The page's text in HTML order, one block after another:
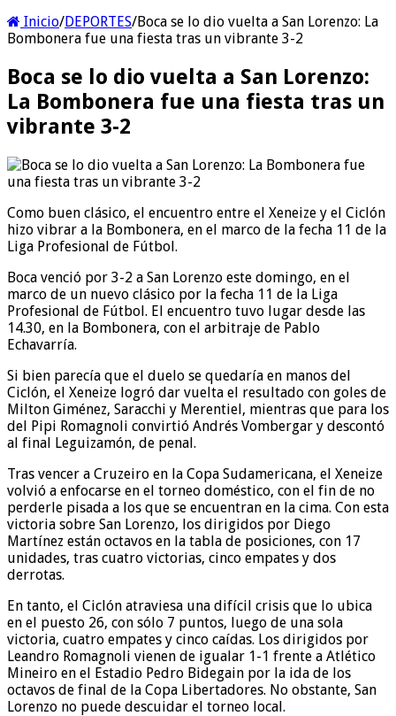
Inicio/DEPORTES/Boca se lo dio vuelta a San Lorenzo: La
Bombonera fue una fiesta tras un vibrante 3-2
Boca se lo dio vuelta a San Lorenzo:
La Bombonera fue una fiesta tras un
vibrante 3-2
Como buen clásico, el encuentro entre el Xeneize y el Ciclón
hizo vibrar a la Bombonera, en el marco de la fecha 11 de la
Liga Profesional de Fútbol.
Boca venció por 3-2 a San Lorenzo este domingo, en el
marco de un nuevo clásico por la fecha 11 de la Liga
Profesional de Fútbol. El encuentro tuvo lugar desde las
14.30, en la Bombonera, con el arbitraje de Pablo
Echavarría.
Si bien parecía que el duelo se quedaría en manos del
Ciclón, el Xeneize logró dar vuelta el resultado con goles de
Milton Giménez, Saracchi y Merentiel, mientras que para los
del Pipi Romagnoli convirtió Andrés Vombergar y descontó
al final Leguizamón, de penal.
Tras vencer a Cruzeiro en la Copa Sudamericana, el Xeneize
volvió a enfocarse en el torneo doméstico, con el fin de no
perderle pisada a los que se encuentran en la cima. Con esta
victoria sobre San Lorenzo, los dirigidos por Diego
Martínez están octavos en la tabla de posiciones, con 17
unidades, tras cuatro victorias, cinco empates y dos
derrotas.
En tanto, el Ciclón atraviesa una difícil crisis que lo ubica
en el puesto 26, con sólo 7 puntos, luego de una sola
victoria, cuatro empates y cinco caídas. Los dirigidos por
Leandro Romagnoli vienen de igualar 1-1 frente a Atlético
Mineiro en el Estadio Pedro Bidegain por la ida de los
octavos de final de la Copa Libertadores. No obstante, San
Lorenzo no puede descuidar el torneo local.